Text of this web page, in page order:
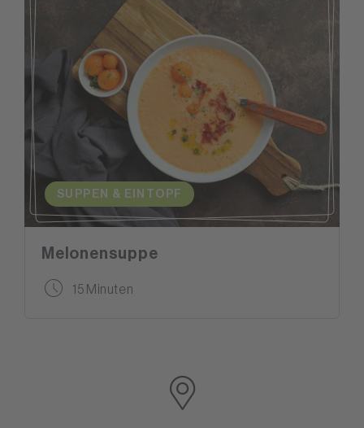
SUPPEN & EINTOPF
Melonensuppe
15 Minuten